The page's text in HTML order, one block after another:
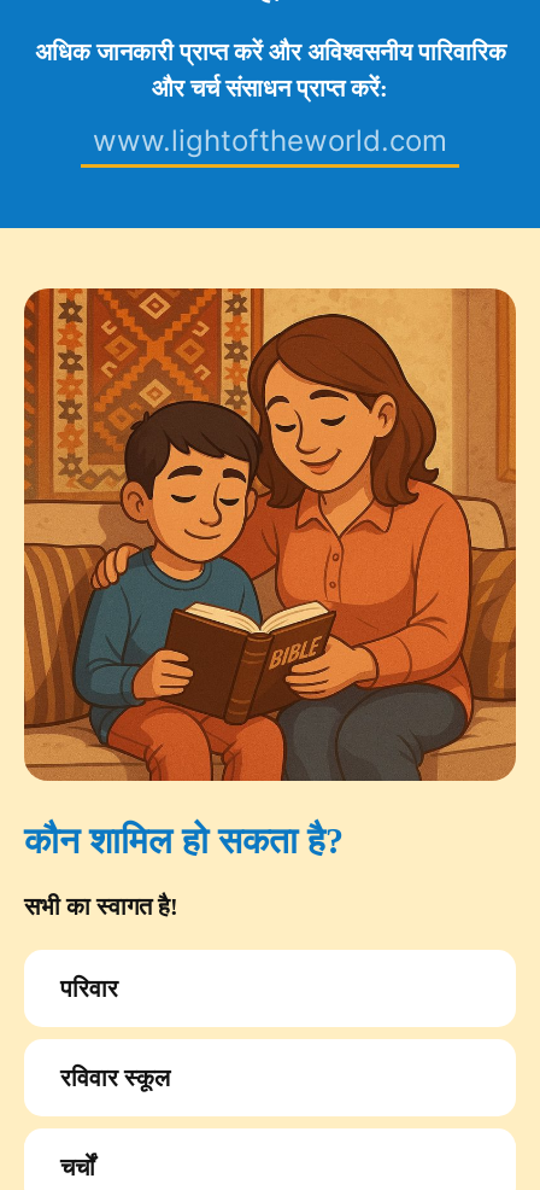
अधिक जानकारी प्राप्त करें और अविश्वसनीय पारिवारिक
और चर्च संसाधन प्राप्त करें:
www.lightoftheworld.com
कौन शामिल हो सकता है?
सभी का स्वागत है!
परिवार
रविवार स्कूल
चर्चों